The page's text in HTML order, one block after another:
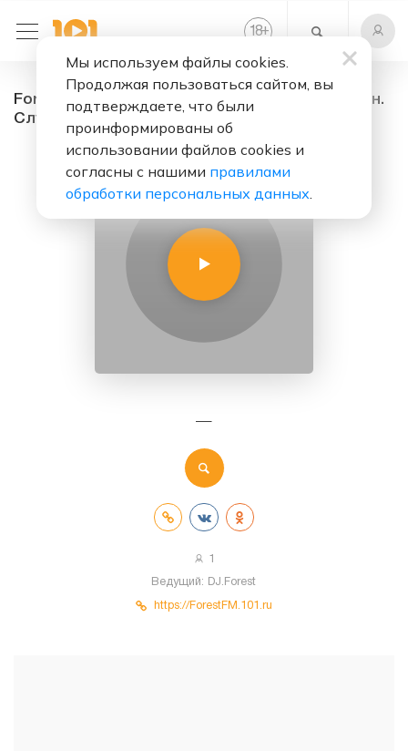
18+
ForestFM рандомчик музончик - радио онлайн.
Слушать бесплатно
—
1
Ведущий: DJ.Forest
https://ForestFM.101.ru
Мы используем файлы cookies.
Продолжая пользоваться сайтом, вы
подтверждаете, что были
проинформированы об
использовании файлов cookies и
согласны с нашими правилами
обработки персональных данных.